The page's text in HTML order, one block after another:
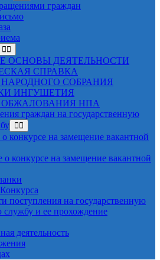
граждан
ОСНОВЫ ДЕЯТЕЛЬНОСТИ
СПРАВКА
СОБРАНИЯ
ИНГУШЕТИЯ
ОБЖАЛОВАНИЯ НПА
граждан на государственную
конкурсе на замещение вакантной
о конкурсе на замещение вакантной
поступления на государственную
службу и ее прохождение
деятельность